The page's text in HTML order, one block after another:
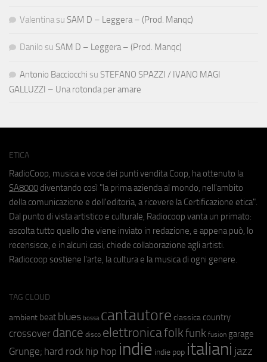
Valentina su SAM D – Leggera – (Prod. Manqc)
Danilo su SAM D – Leggera – (Prod. Manqc)
Antonio Bacciocchi su STEFANO SPAZZI / IVANO MAGI
GALLUZZI – Una rotonda per amare
ETICA
RadioCoop, musica e voce dei punti vendita Coop, ha ottenuto la
SA8000 diventando così "la prima azienda al mondo, nell'ambito
della comunicazione e dell'editoria, a ricevere la Certificazione etica".
Dal punto di vista artistico e culturale, Radiocoop vanta un primato:
ascolta tutto quello che viene inviato in redazione, e appena può, lo
recensisce, e in alcuni casi, chiede collaborazione agli artisti.
Radiocoop sostiene l'arte, la cultura e la musica di ogni genere.
TAG CLOUD
ambient beat blues bossa cantautore classica country
crossover dance disco elettronicafolkfunk fusion garage
Grunge; hard rock hip hop indie indie pop italiani jazz